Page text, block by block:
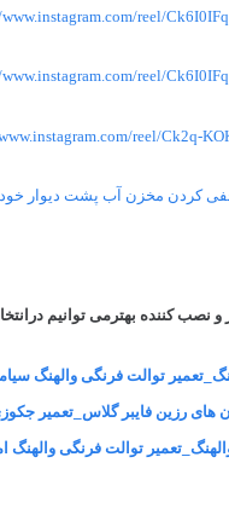
reel/
reel/
reel/Ck2q-
کردن مخزن آب پشت دیوار خود
و نصب کننده بهترمی توانیم
توالت فرنگی والهنگ
های رزین فایبر گلاس_تعمیر
توالت فرنگی والهنگ